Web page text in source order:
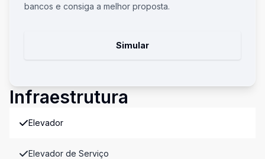
bancos e consiga a melhor proposta.
Simular
Infraestrutura
Elevador
Elevador de Serviço